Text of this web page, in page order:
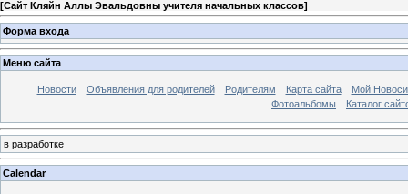
[Сайт Кляйн Аллы Эвальдовны учителя начальных классов]
Форма входа
Меню сайта
Новости Объявления для родителей Родителям Карта сайта
Мой
Фотоальбомы
Каталог
в разработке
Calendar